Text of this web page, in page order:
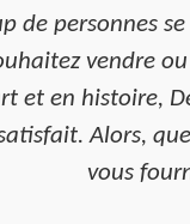
de personnes
vendre
et en histoire,
Alors,
vous